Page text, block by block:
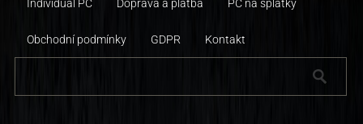
Individual PC Doprava a platba PC na splátky
Obchodní podmínky GDPR Kontakt